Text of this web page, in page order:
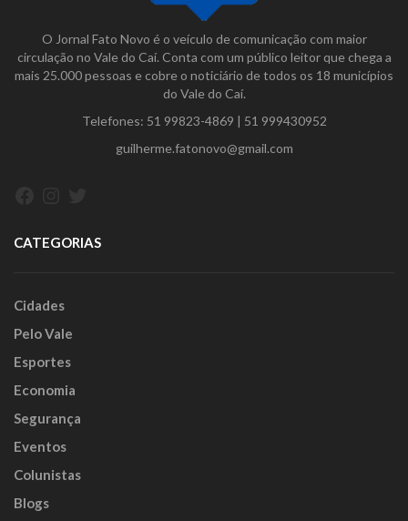
O Jornal Fato Novo é o veículo de comunicação com maior
circulação no Vale do Caí. Conta com um público leitor que chega a
mais 25.000 pessoas e cobre o noticiário de todos os 18 municípios
do Vale do Caí.
Telefones: 51 99823-4869 | 51 999430952
guilherme.fatonovo@gmail.com
CATEGORIAS
Cidades
Pelo Vale
Esportes
Economia
Segurança
Eventos
Colunistas
Blogs